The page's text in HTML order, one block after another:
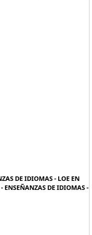
DE IDIOMAS - LOE EN
ENSEÑANZAS DE IDIOMAS -